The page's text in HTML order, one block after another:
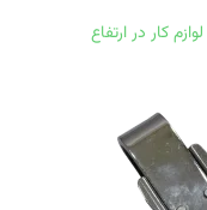
لوازم کار در ارتفاع